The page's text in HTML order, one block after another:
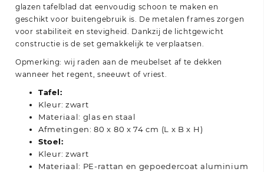
glazen tafelblad dat eenvoudig schoon te maken en
geschikt voor buitengebruik is. De metalen frames zorgen
voor stabiliteit en stevigheid. Dankzij de lichtgewicht
constructie is de set gemakkelijk te verplaatsen.
Opmerking: wij raden aan de meubelset af te dekken
wanneer het regent, sneeuwt of vriest.
Tafel:
Kleur: zwart
Materiaal: glas en staal
Afmetingen: 80 x 80 x 74 cm (L x B x H)
Stoel:
Kleur: zwart
Materiaal: PE-rattan en gepoedercoat aluminium